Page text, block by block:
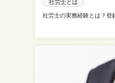
社労士とは
社労士の実務経験とは？登